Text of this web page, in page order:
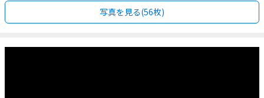
写真を見る(56枚)